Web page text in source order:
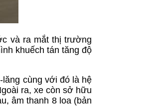
và ra mắt thị trường
khuếch tán tăng độ
cùng với đó là hệ
ra, xe còn sở hữu
âm thanh 8 loa (bản